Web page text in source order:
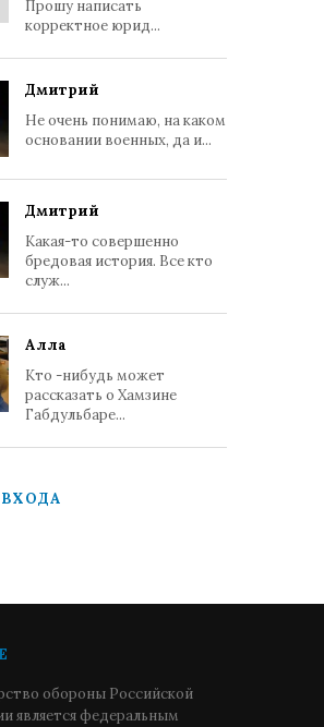
Прошу написать
корректное юрид...
Дмитрий
Не очень понимаю, на каком
основании военных, да и...
Дмитрий
Какая-то совершенно
бредовая история. Все кто
служ...
Алла
Кто -нибудь может
рассказать о Хамзине
Габдульбаре...
обороны Российской
является федеральным